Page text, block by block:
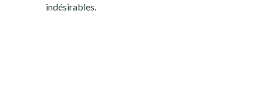
indésirables.